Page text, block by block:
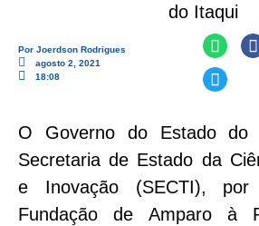
do Itaqui
Por Joerdson Rodrigues
agosto 2, 2021
18:08
O Governo do Estado do
Secretaria de Estado da
e Inovação (SECTI), por
Fundação de Amparo à